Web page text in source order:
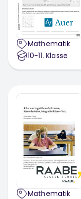
Mathematik
10-11. Klasse
Mathematik